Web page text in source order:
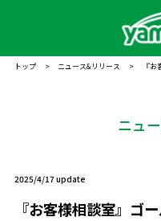
トップ > ニュース&リリース > 『
ニュ
2025/4/17 update
『お客様相談室』ゴ